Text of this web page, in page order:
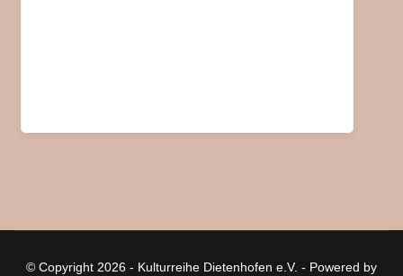
© Copyright 2026 - Kulturreihe Dietenhofen e.V. - Powered by